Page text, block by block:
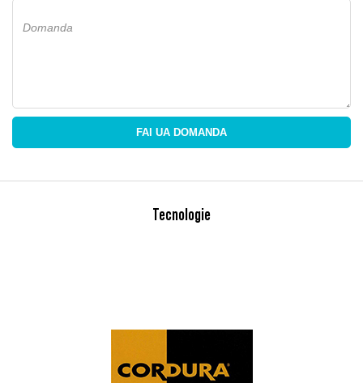
Domanda
FAI UA DOMANDA
Tecnologie